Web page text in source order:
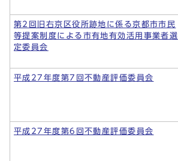
第2回旧右京区役所跡地に係る京都市市民
等提案制度による市有地有効活用事業者選
定委員会
平成27年度第7回不動産評価委員会
平成27年度第6回不動産評価委員会